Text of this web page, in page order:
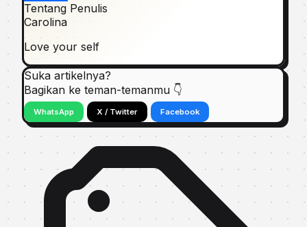
Tentang Penulis
Carolina
Love your self
Suka artikelnya?
Bagikan ke teman-temanmu 👇
WhatsApp X / Twitter Facebook